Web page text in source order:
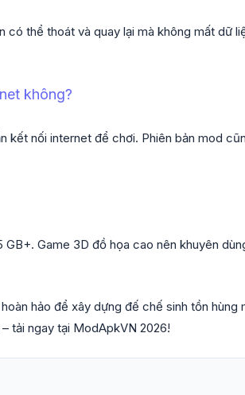
thể thoát và quay lại mà không mất dữ
không?
kết nối internet để chơi. Phiên bản mod
Game 3D đồ họa cao nên khuyên
hảo để xây dựng đế chế sinh tồn hùng
tải ngay tại ModApkVN 2026!